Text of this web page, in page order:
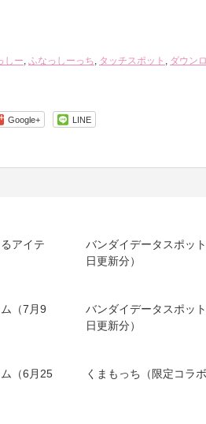
しー, ふなっしーっち, タッチスポット , ダウン
Google+ LINE
アイテ
バンダイデータスポッ
日更新分）
（7月9
バンダイデータスポッ
日更新分）
（6月25
くまもっち（限定コラボ